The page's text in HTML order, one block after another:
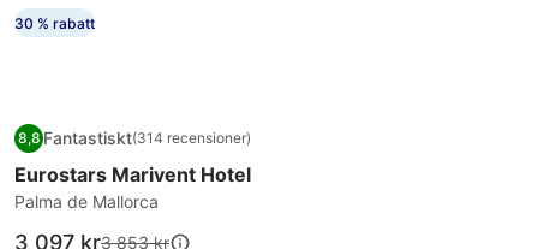
30 % rabatt
Fotogalleri
för
Eurostars
Marivent
Hotel
8,88,8 av 10, Fantastiskt, (314 recensioner)
Fantastiskt(314 recensioner)
Eurostars Marivent Hotel
Palma de Mallorca
Priset
3 097 krPriset
3 853 kr
Eurostars Marivent Hotel